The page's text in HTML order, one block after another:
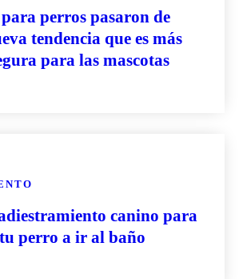
perros pasaron de
tendencia que es más
para las mascotas
canino para
perro a ir al baño